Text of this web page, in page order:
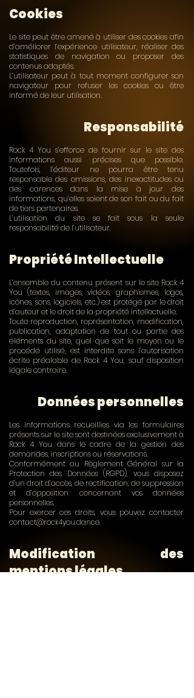
Cookies
Le site peut être amené à utiliser des cookies afin
d’améliorer l’expérience utilisateur, réaliser des
statistiques de navigation ou proposer des
contenus adaptés.
L’utilisateur peut à tout moment configurer son
navigateur pour refuser les cookies ou être
informé de leur utilisation.
Responsabilité
Rock 4 You s’efforce de fournir sur le site des
informations aussi précises que possible.
Toutefois, l’éditeur ne pourra être tenu
responsable des omissions, des inexactitudes ou
des carences dans la mise à jour des
informations, qu’elles soient de son fait ou du fait
de tiers partenaires.
L’utilisation du site se fait sous la seule
responsabilité de l’utilisateur.
Propriété Intellectuelle
L’ensemble du contenu présent sur le site Rock 4
You (textes, images, vidéos, graphismes, logos,
icônes, sons, logiciels, etc.) est protégé par le droit
d’auteur et le droit de la propriété intellectuelle.
Toute reproduction, représentation, modification,
publication, adaptation de tout ou partie des
éléments du site, quel que soit le moyen ou le
procédé utilisé, est interdite sans l’autorisation
écrite préalable de Rock 4 You, sauf disposition
légale contraire.
Données personnelles
Les informations recueillies via les formulaires
présents sur le site sont destinées exclusivement à
Rock 4 You dans le cadre de la gestion des
demandes, inscriptions ou réservations.
Conformément au Règlement Général sur la
Protection des Données (RGPD), vous disposez
d’un droit d’accès, de rectification, de suppression
et d’opposition concernant vos données
personnelles.
Pour exercer ces droits, vous pouvez contacter
contact@rock4you.dance.
Modification des
mentions légales